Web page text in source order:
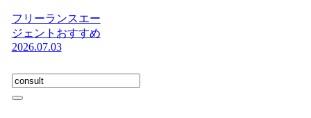
フリーランスエー
ジェントおすすめ
2026.07.03